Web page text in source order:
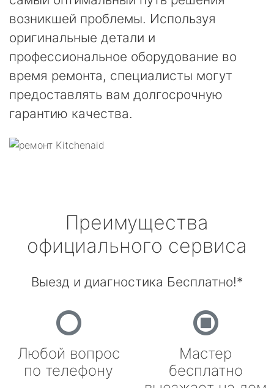
возникшей проблемы. Используя
оригинальные детали и
профессиональное оборудование во
время ремонта, специалисты могут
предоставлять вам долгосрочную
гарантию качества.
Преимущества
официального сервиса
Выезд и диагностика Бесплатно!*
Любой вопрос
по телефону
Мастер
бесплатно